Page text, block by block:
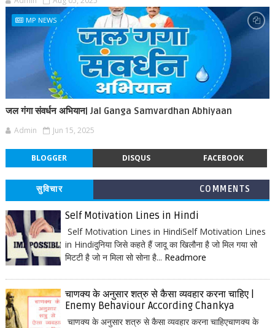
MP NEWS
जल गंगा संवर्धन अभियान| Jal Ganga Samvardhan Abhiyaan
Admin Jun 15, 2025
BLOGGER DISQUS FACEBOOK
सुविचार COMMENTS
Self Motivation Lines in Hindi
Self Motivation Lines in HindiSelf Motivation Lines
in Hindiदुनिया जिसे कहते हैं जादू का खिलौना है जो मिल गया सो
मिटटी है जो न मिला सो सोना है... Readmore
चाणक्य के अनुसार शत्रु से कैसा व्यवहार करना चाहिए |
Enemy Behaviour According Chankya
चाणक्य के अनुसार शत्रु से कैसा व्यवहार करना चाहिएचाणक्य के